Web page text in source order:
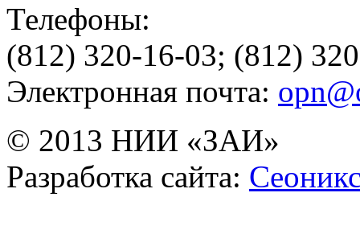
Телефоны:
(812) 320-16-03; (812)
Электронная почта:
© 2013 НИИ «ЗАИ»
Разработка сайта: